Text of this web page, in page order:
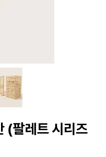
(팔레트 시리즈